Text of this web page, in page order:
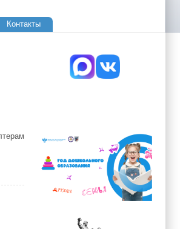
Контакты
работников МОУ в «Свод -Смарт»